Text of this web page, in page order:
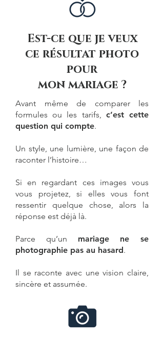
Est-ce que je veux
ce résultat photo
pour
mon mariage ?
Avant même de comparer les
formules ou les tarifs, c’est cette
question qui compte.
Un style, une lumière, une façon de
raconter l’histoire…
Si en regardant ces images vous
vous projetez, si elles vous font
ressentir quelque chose, alors la
réponse est déjà là.
Parce qu’un mariagene se
photographie pas au hasard.
Il se raconte avec une vision claire,
sincère et assumée.